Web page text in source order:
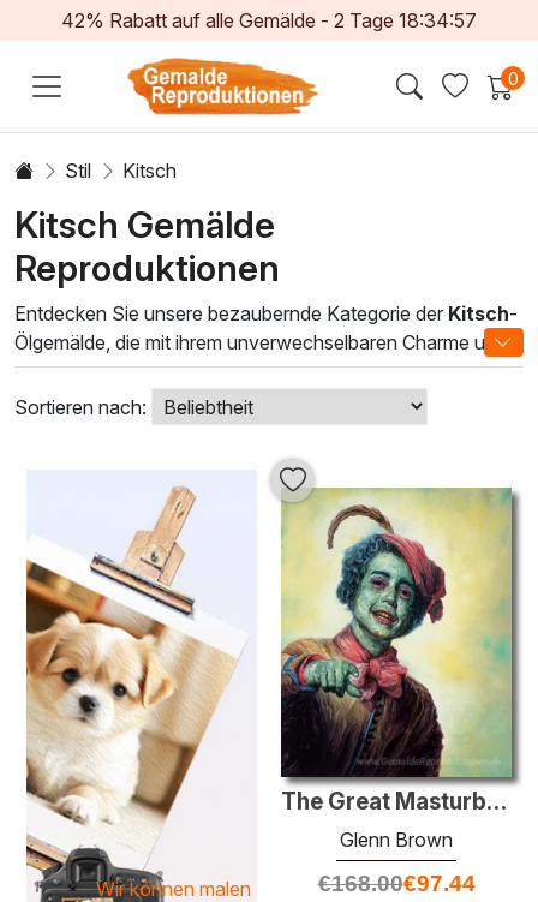
42% Rabatt auf alle Gemälde - 2 Tage 18:34:56
0
Stil Kitsch
Kitsch Gemälde
Reproduktionen
Entdecken Sie unsere bezaubernde Kategorie der Kitsch-
Ölgemälde, die mit ihrem unverwechselbaren Charme und
ihrer lebendigen Bildsprache jeden Raum zum Leben
erwecken. Diese Kunstwerke verbinden humorvolle
Eleganz mit verspielten Motiven, die sowohl nostalgische
Erinnerungen wecken als auch ein Lächeln hervorrufen.
Jedes Gemälde ist ein unverwechselbares Stück, das mit
viel Liebe zum Detail und traditionellen Techniken
hergestellt wurde, um die einzigartige Ästhetik des Kitsch-
Stils zu unterstreichen.
Die Ölgemälde in dieser Kategorie sind nicht nur dekorative
Elemente, sondern Ausdruck einer lebhaften Lebensart. Sie
bringen eine fröhliche Atmosphäre in Ihre Wohnräume und
verwandeln jeden Raum in einen Ort der Inspiration und
des Glücks. Lassen Sie sich von unserer exquisiten
Auswahl an Kitsch-Ölgemälden verzaubern und finden
Sie das perfekte Kunstwerk, das Ihre persönliche Note
unterstreicht und Ihr Zuhause bereichert.
Sortieren nach:
Wir können malen
The Great Masturbator
Glenn Brown
€168.00€97.44